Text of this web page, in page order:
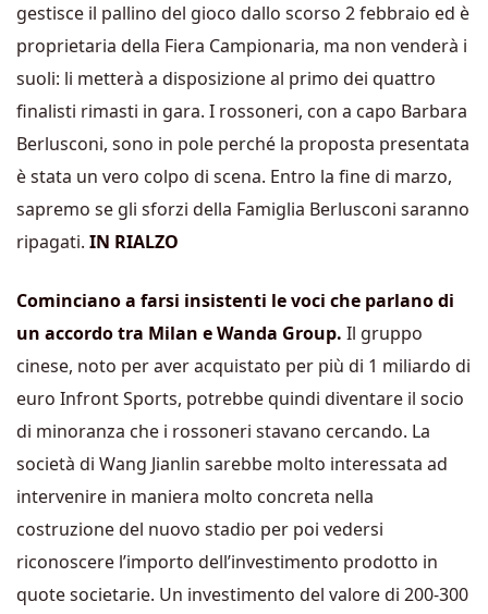
gestisce il pallino del gioco dallo scorso 2 febbraio ed è
proprietaria della Fiera Campionaria, ma non venderà i
suoli: li metterà a disposizione al primo dei quattro
finalisti rimasti in gara. I rossoneri, con a capo Barbara
Berlusconi, sono in pole perché la proposta presentata
è stata un vero colpo di scena. Entro la fine di marzo,
sapremo se gli sforzi della Famiglia Berlusconi saranno
ripagati. IN RIALZO
Cominciano a farsi insistenti le voci che parlano di
un accordo tra Milan e Wanda Group. Il gruppo
cinese, noto per aver acquistato per più di 1 miliardo di
euro Infront Sports, potrebbe quindi diventare il socio
di minoranza che i rossoneri stavano cercando. La
società di Wang Jianlin sarebbe molto interessata ad
intervenire in maniera molto concreta nella
costruzione del nuovo stadio per poi vedersi
riconoscere l’importo dell’investimento prodotto in
quote societarie. Un investimento del valore di 200-300